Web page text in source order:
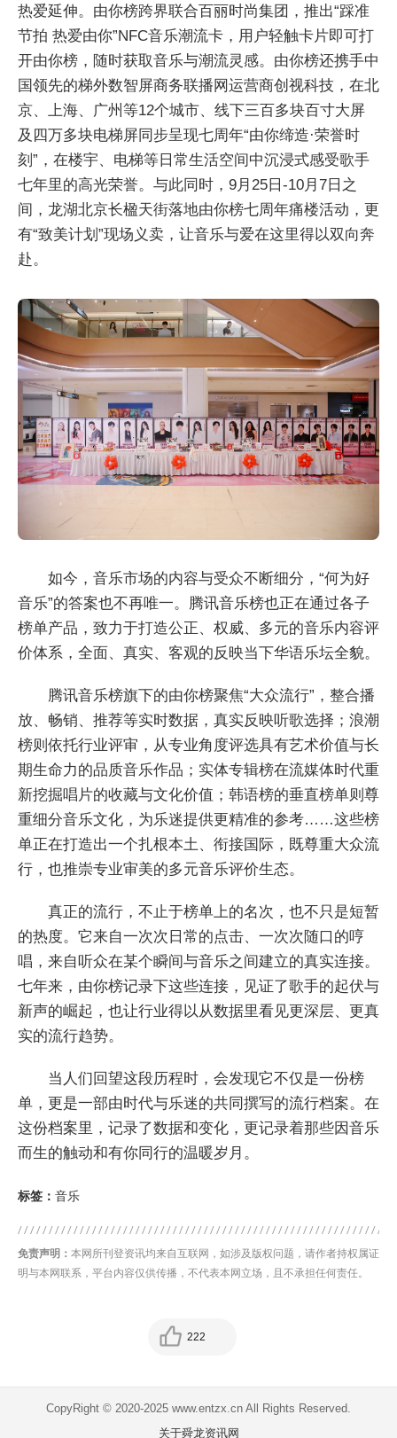
热爱延伸。由你榜跨界联合百丽时尚集团，推出“踩准
节拍 热爱由你”NFC音乐潮流卡，用户轻触卡片即可打
开由你榜，随时获取音乐与潮流灵感。由你榜还携手中
国领先的梯外数智屏商务联播网运营商创视科技，在北
京、上海、广州等12个城市、线下三百多块百寸大屏
及四万多块电梯屏同步呈现七周年“由你缔造·荣誉时
刻”，在楼宇、电梯等日常生活空间中沉浸式感受歌手
七年里的高光荣誉。与此同时，9月25日-10月7日之
间，龙湖北京长楹天街落地由你榜七周年痛楼活动，更
有“致美计划”现场义卖，让音乐与爱在这里得以双向奔
赴。
如今，音乐市场的内容与受众不断细分，“何为好
音乐”的答案也不再唯一。腾讯音乐榜也正在通过各子
榜单产品，致力于打造公正、权威、多元的音乐内容评
价体系，全面、真实、客观的反映当下华语乐坛全貌。
腾讯音乐榜旗下的由你榜聚焦“大众流行”，整合播
放、畅销、推荐等实时数据，真实反映听歌选择；浪潮
榜则依托行业评审，从专业角度评选具有艺术价值与长
期生命力的品质音乐作品；实体专辑榜在流媒体时代重
新挖掘唱片的收藏与文化价值；韩语榜的垂直榜单则尊
重细分音乐文化，为乐迷提供更精准的参考……这些榜
单正在打造出一个扎根本土、衔接国际，既尊重大众流
行，也推崇专业审美的多元音乐评价生态。
真正的流行，不止于榜单上的名次，也不只是短暂
的热度。它来自一次次日常的点击、一次次随口的哼
唱，来自听众在某个瞬间与音乐之间建立的真实连接。
七年来，由你榜记录下这些连接，见证了歌手的起伏与
新声的崛起，也让行业得以从数据里看见更深层、更真
实的流行趋势。
当人们回望这段历程时，会发现它不仅是一份榜
单，更是一部由时代与乐迷的共同撰写的流行档案。在
这份档案里，记录了数据和变化，更记录着那些因音乐
而生的触动和有你同行的温暖岁月。
标签： 音乐
免责声明： 本网所刊登资讯均来自互联网，如涉及版权问题，请作者持权属证
明与本网联系，平台内容仅供传播，不代表本网立场，且不承担任何责任。
222
CopyRight © 2020-2025 www.entzx.cn All Rights Reserved.
关于舜龙资讯网